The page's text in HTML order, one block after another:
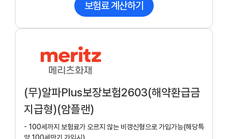
보험료 계산하기
(무)알파Plus보장보험2603(해약환급금
지급형)(암플랜)
- 100세까지 보험료가 오르지 않는 비갱신형으로 가입가능(해당특
약 100세만기 가입시)